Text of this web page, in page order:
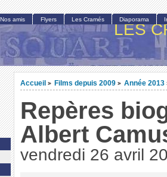
LES
Accueil > Films depuis 2009 > Année 2013
Repères
Albert
vendredi 26 avril
Nos amis Flyers Les Cramés Diaporama